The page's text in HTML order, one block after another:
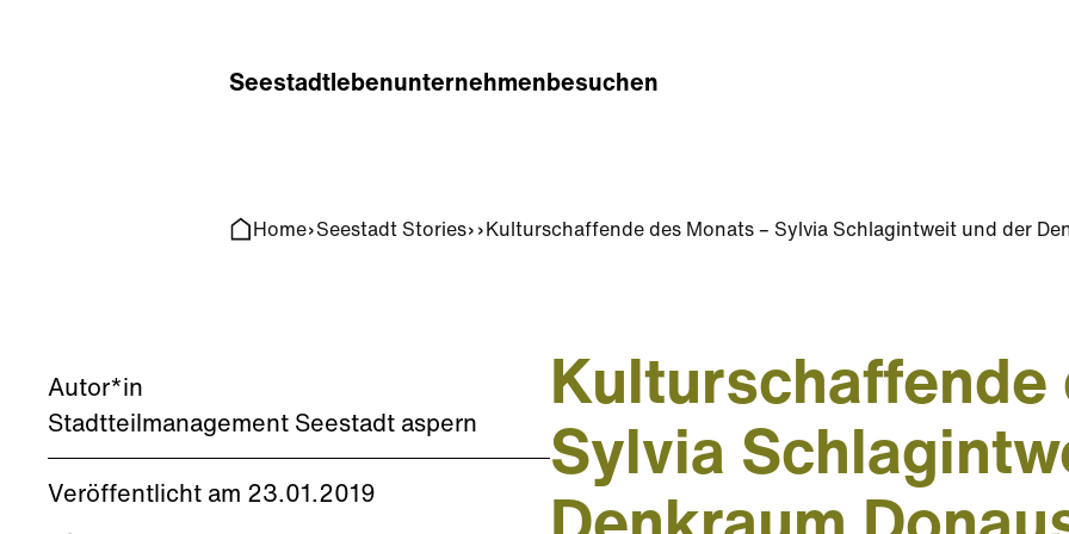
Seestadtlebenunternehmenbesuchen
Home Seestadt Stories Kulturschaffende des Monats – Sylvia Schlagintweit und der
Autor*in
Stadtteilmanagement Seestadt aspern
Veröffentlicht am 23.01.2019
Kulturschaffende
Sylvia